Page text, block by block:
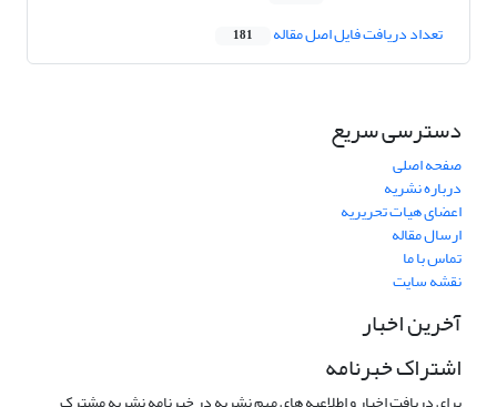
تعداد دریافت فایل اصل مقاله 181
دسترسی سریع
صفحه اصلی
درباره نشریه
اعضای هیات تحریریه
ارسال مقاله
تماس با ما
نقشه سایت
آخرین اخبار
اشتراک خبرنامه